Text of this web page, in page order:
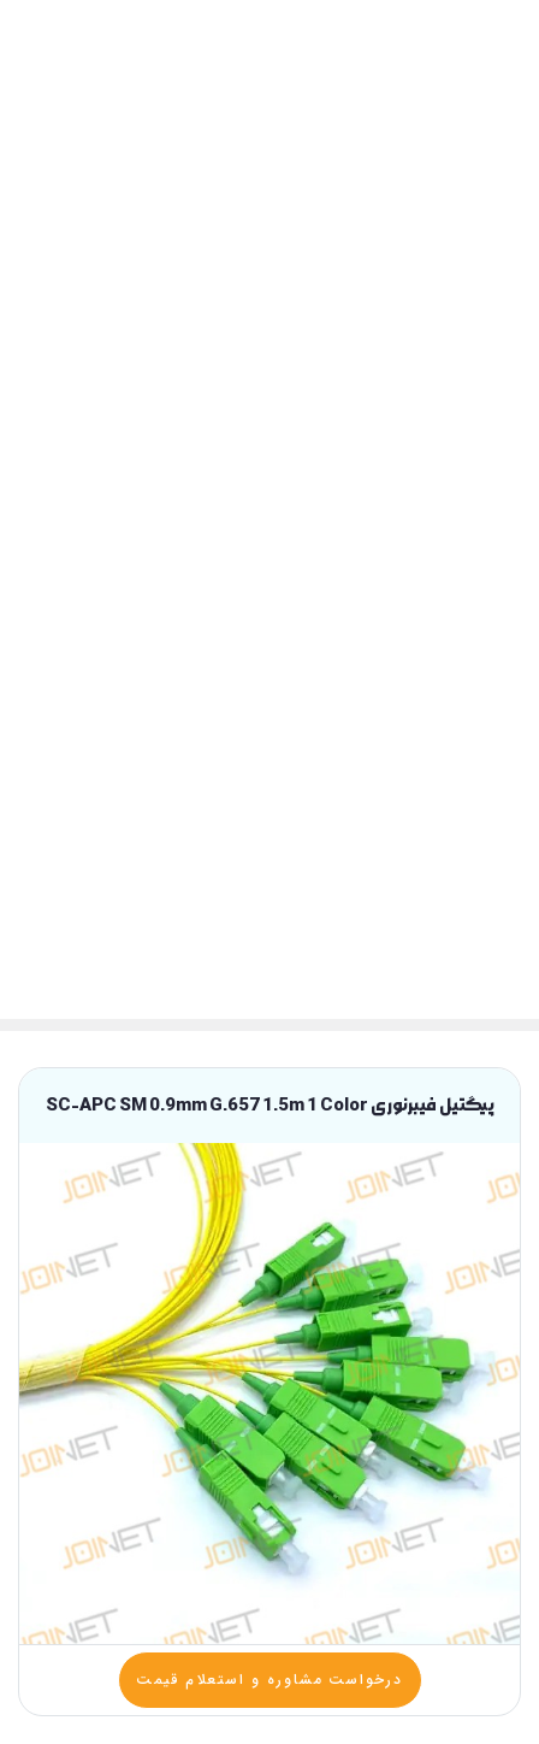
پیگتیل فیبرنوری SC-APC SM 0.9mm G.657 1.5m 1 Color
درخواست مشاوره و استعلام قیمت